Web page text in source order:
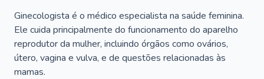
Ginecologista é o médico especialista na saúde feminina.
Ele cuida principalmente do funcionamento do aparelho
reprodutor da mulher, incluindo órgãos como ovários,
útero, vagina e vulva, e de questões relacionadas às
mamas.